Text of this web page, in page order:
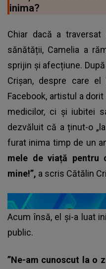
inima?
Chiar dacă a
sănătății, Camelia a
sprijin și afecțiune.
Crișan, despre care
Facebook, artistul a
medicilor, ci și iubitei
dezvăluit că a ținut-o
furat inima timp de un
mele de viață
mine!”, a scris Cătălin
Acum însă, el și-a luat
public.
”Ne-am cunoscut la o